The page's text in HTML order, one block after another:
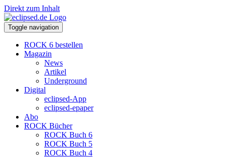
Direkt zum Inhalt
Toggle navigation
ROCK 6 bestellen
Magazin
News
Artikel
Underground
Digital
eclipsed-App
eclipsed-epaper
Abo
ROCK Bücher
ROCK Buch 6
ROCK Buch 5
ROCK Buch 4